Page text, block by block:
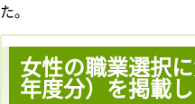
た。
女性の職業選択
年度分）を掲載し